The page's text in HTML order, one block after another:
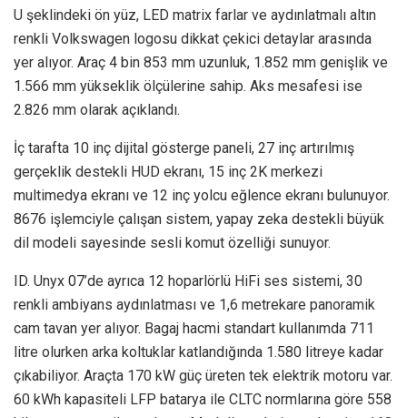
U şeklindeki ön yüz, LED matrix farlar ve aydınlatmalı altın
renkli Volkswagen logosu dikkat çekici detaylar arasında
yer alıyor. Araç 4 bin 853 mm uzunluk, 1.852 mm genişlik ve
1.566 mm yükseklik ölçülerine sahip. Aks mesafesi ise
2.826 mm olarak açıklandı.
İç tarafta 10 inç dijital gösterge paneli, 27 inç artırılmış
gerçeklik destekli HUD ekranı, 15 inç 2K merkezi
multimedya ekranı ve 12 inç yolcu eğlence ekranı bulunuyor.
8676 işlemciyle çalışan sistem, yapay zeka destekli büyük
dil modeli sayesinde sesli komut özelliği sunuyor.
ID. Unyx 07’de ayrıca 12 hoparlörlü HiFi ses sistemi, 30
renkli ambiyans aydınlatması ve 1,6 metrekare panoramik
cam tavan yer alıyor. Bagaj hacmi standart kullanımda 711
litre olurken arka koltuklar katlandığında 1.580 litreye kadar
çıkabiliyor. Araçta 170 kW güç üreten tek elektrik motoru var.
60 kWh kapasiteli LFP batarya ile CLTC normlarına göre 558